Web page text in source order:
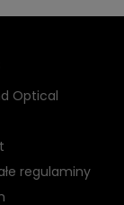
Optical
regulaminy